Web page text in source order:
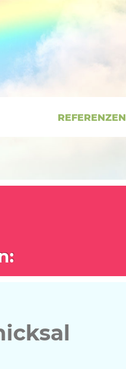
REFERENZEN